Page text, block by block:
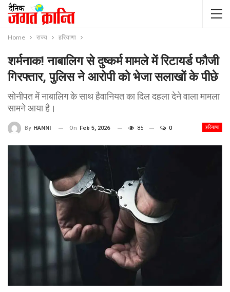
Home राज्य हरियाणा
शर्मनाक! नाबालिग से दुष्कर्म मामले में रिटायर्ड फौजी
गिरफ्तार, पुलिस ने आरोपी को भेजा सलाखों के पीछे
सोनीपत में नाबालिग के साथ हैवानियत का दिल दहला देने वाला मामला
सामने आया है।
हरियाणा
By HANNI On Feb 5, 2026 85 0